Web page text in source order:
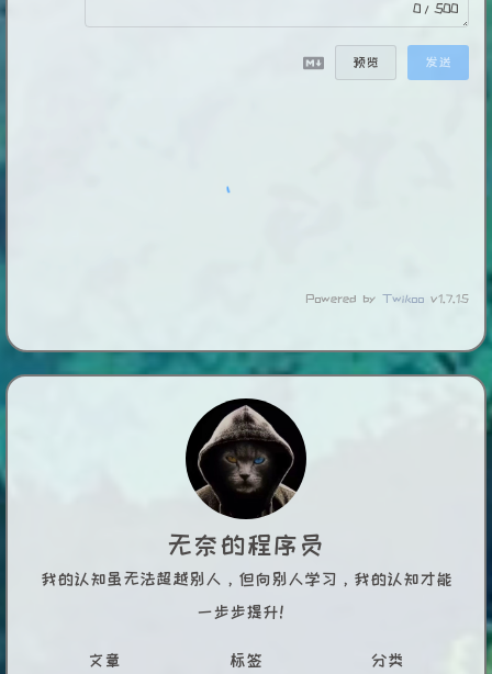
0/500
预览 发送
Powered by Twikoo v1.7.15
无奈的程序员
我的认知虽无法超越别人，但向别人学习，我的认知才能
一步步提升！
文章 标签 分类